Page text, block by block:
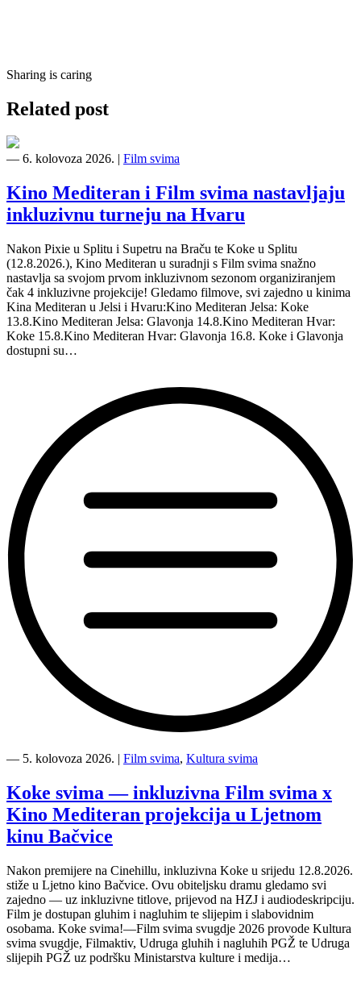
Sharing is caring
Related post
― 6. kolovoza 2026. | Film svima
Kino Mediteran i Film svima nastavljaju
inkluzivnu turneju na Hvaru
Nakon Pixie u Splitu i Supetru na Braču te Koke u Splitu
(12.8.2026.), Kino Mediteran u suradnji s Film svima snažno
nastavlja sa svojom prvom inkluzivnom sezonom organiziranjem
čak 4 inkluzivne projekcije! Gledamo filmove, svi zajedno u kinima
Kina Mediteran u Jelsi i Hvaru:Kino Mediteran Jelsa: Koke
13.8.Kino Mediteran Jelsa: Glavonja 14.8.Kino Mediteran Hvar:
Koke 15.8.Kino Mediteran Hvar: Glavonja 16.8. Koke i Glavonja
dostupni su…
Mediteran
Film
svima
nastavljaju
inkluzivnu
turneju
Hvaru”
― 5. kolovoza 2026. | Film svima, Kultura svima
Koke svima — inkluzivna Film svima x
Kino Mediteran projekcija u Ljetnom
kinu Bačvice
Nakon premijere na Cinehillu, inkluzivna Koke u srijedu 12.8.2026.
stiže u Ljetno kino Bačvice. Ovu obiteljsku dramu gledamo svi
zajedno — uz inkluzivne titlove, prijevod na HZJ i audiodeskripciju.
Film je dostupan gluhim i nagluhim te slijepim i slabovidnim
osobama. Koke svima!—Film svima svugdje 2026 provode Kultura
svima svugdje, Filmaktiv, Udruga gluhih i nagluhih PGŽ te Udruga
slijepih PGŽ uz podršku Ministarstva kulture i medija…